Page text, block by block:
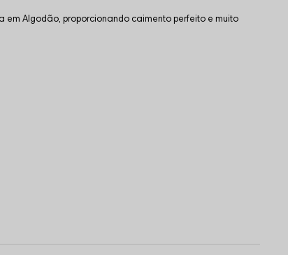
em Algodão, proporcionando caimento perfeito e muito